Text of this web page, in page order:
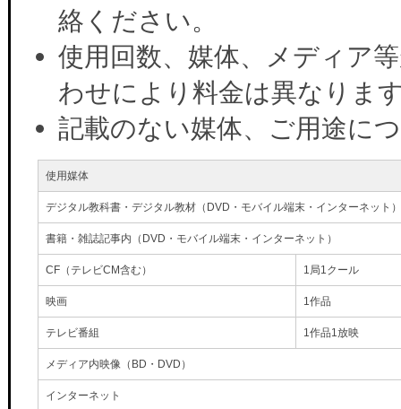
絡ください。
使用回数、媒体、メディア
わせにより料金は異なりま
記載のない媒体、ご用途に
使用媒体
デジタル教科書・デジタル教材（DVD・モバイル端末・インターネット）
書籍・雑誌記事内（DVD・モバイル端末・インターネット）
CF（テレビCM含む） 1局1クール
映画 1作品
テレビ番組 1作品1放映
メディア内映像（BD・DVD）
インターネット